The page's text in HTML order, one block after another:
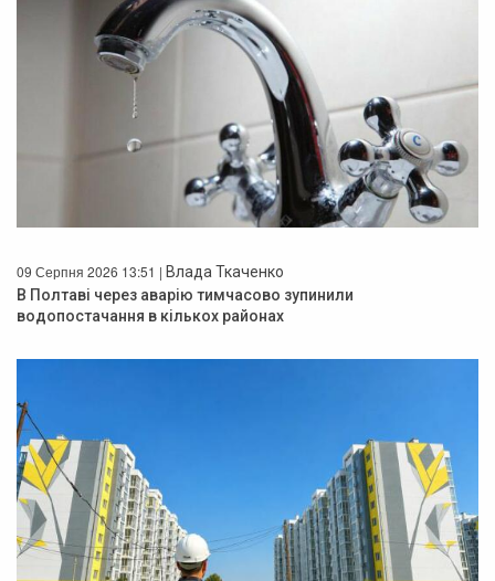
09 Серпня 2026 13:51 | Влада Ткаченко
В Полтаві через аварію тимчасово зупинили
водопостачання в кількох районах